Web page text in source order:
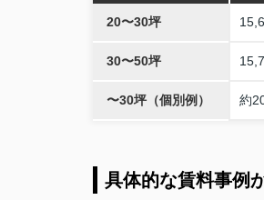
20〜30坪
30〜50坪
〜30坪（個別例） 約
具体的な賃料事例